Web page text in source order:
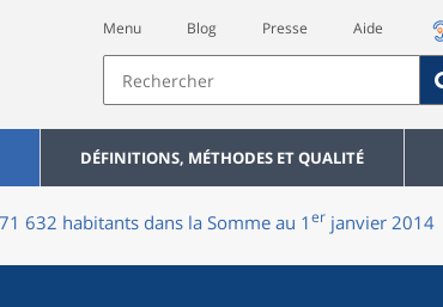
Menu Blog Presse Aide
DÉFINITIONS, MÉTHODES ET QUALITÉ
632 habitants dans la Somme au 1er janvier 2014